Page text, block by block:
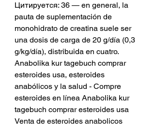
Цитируется: 36 — en general, la
pauta de suplementación de
monohidrato de creatina suele ser
una dosis de carga de 20 g/día (0,3
g/kg/día), distribuida en cuatro.
Anabolika kur tagebuch comprar
esteroides usa, esteroides
anabólicos y la salud - Compre
esteroides en línea Anabolika kur
tagebuch comprar esteroides usa
Venta de esteroides anabolicos